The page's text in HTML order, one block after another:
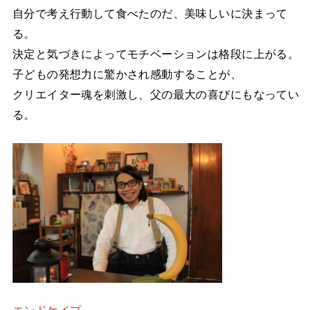
自分で考え行動して食べたのだ、美味しいに決まって
る。
決定と気づきによってモチベーションは格段に上がる。
子どもの発想力に驚かされ感動することが、
クリエイター魂を刺激し、父の最大の喜びにもなってい
る。